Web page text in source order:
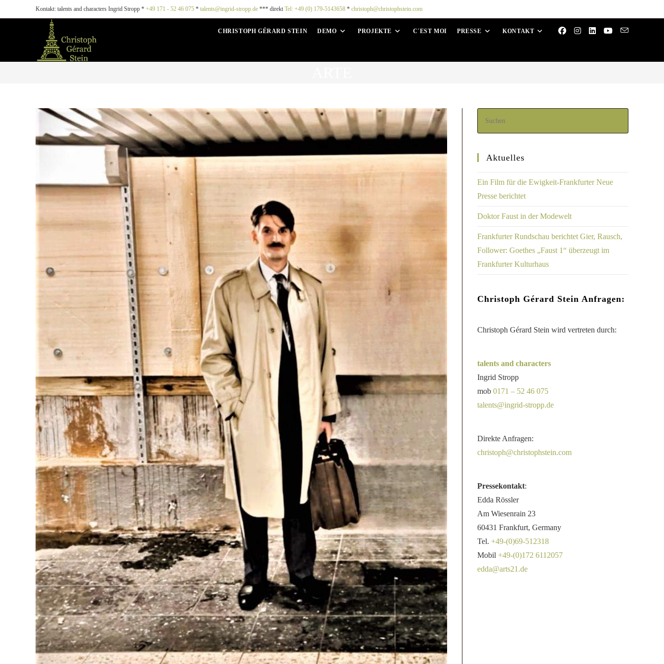
Kontakt: talents and characters Ingrid Stropp * +49 171 - 52 46 075 * talents@ingrid-stropp.de *** direkt Tel: +49 (0) 179-5143658 * christoph@christophstein.com
CHRISTOPH GÉRARD STEIN DEMO PROJEKTE C´EST MOI PRESSE KONTAKT
Aktuelles
Ein Film für die Ewigkeit-Frankfurter Neue
Presse berichtet
Doktor Faust in der Modewelt
Frankfurter Rundschau berichtet Gier, Rausch,
Follower: Goethes „Faust 1“ überzeugt im
Frankfurter Kulturhaus
Christoph Gérard Stein Anfragen:
Christoph Gérard Stein wird vertreten durch:
talents and characters
Ingrid Stropp
mob 0171 – 52 46 075
talents@ingrid-stropp.de
Direkte Anfragen:
christoph@christophstein.com
Pressekontakt:
Edda Rössler
Am Wiesenrain 23
60431 Frankfurt, Germany
Tel. +49-(0)69-512318
Mobil +49-(0)172 6112057
edda@arts21.de